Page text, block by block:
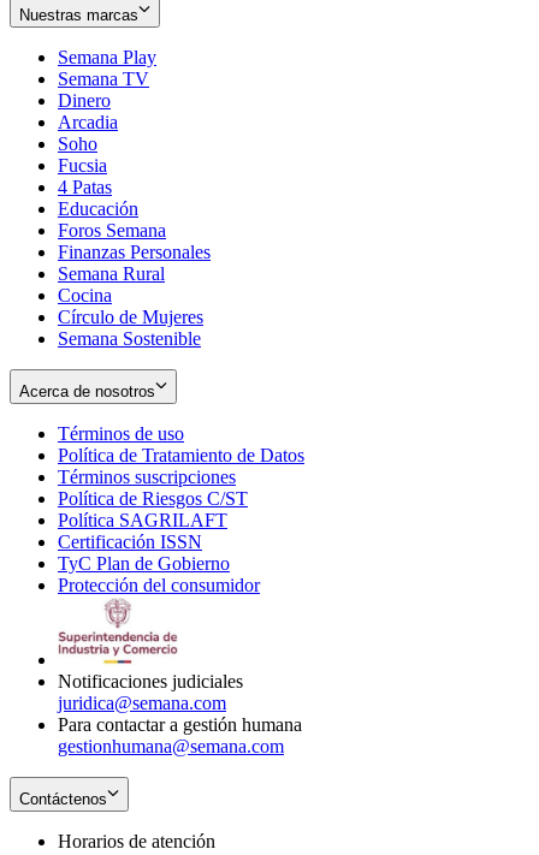
Nuestras marcas
Semana Play
Semana TV
Dinero
Arcadia
Soho
in
new
window
Fucsia
in
new
window
4 Patas
Educación
Foros Semana
Finanzas Personales
Semana Rural
Cocina
Círculo de Mujeres
Semana Sostenible
Acerca de nosotros
Términos de uso
in
new
window
Política de Tratamiento de Datos
Términos suscripciones
in
Política de Riesgos C/ST
Política SAGRILAFT
new
window
Certificación ISSN
in
new
TyC Plan de Gobierno
in
Protección del consumidorOpens
Notificaciones judiciales
juridica@semana.com
Para contactar a gestión humana
gestionhumana@semana.com
Contáctenos
Horarios de atención